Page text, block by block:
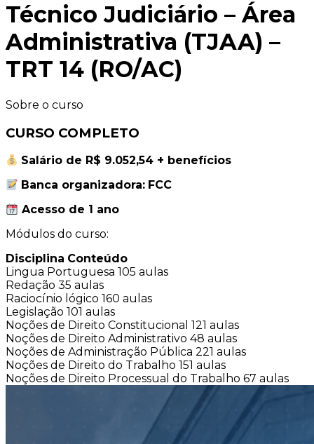
Técnico Judiciário – Área
Administrativa (TJAA) –
TRT 14 (RO/AC)
Sobre o curso
CURSO COMPLETO
Salário de R$ 9.052,54 + benefícios
Banca organizadora: FCC
Acesso de 1 ano
Módulos do curso:
Disciplina Conteúdo
Lingua Portuguesa 105 aulas
Redação 35 aulas
Raciocínio lógico 160 aulas
Legislação 101 aulas
Noções de Direito Constitucional 121 aulas
Noções de Direito Administrativo 48 aulas
Noções de Administração Pública 221 aulas
Noções de Direito do Trabalho 151 aulas
Noções de Direito Processual do Trabalho 67 aulas